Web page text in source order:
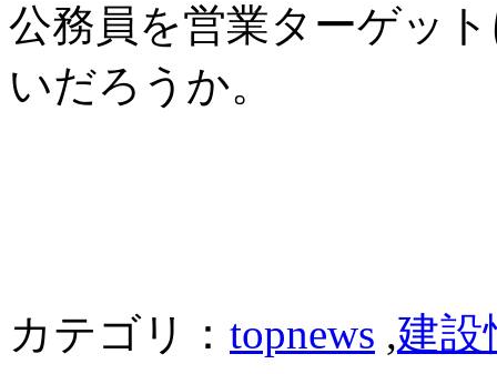
公務員を営業ターゲッ
いだろうか。
カテゴリ： topnews ,建設